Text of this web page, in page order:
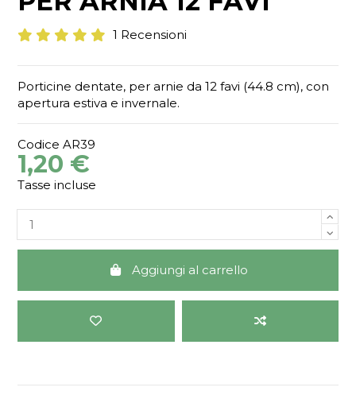
1 Recensioni
Porticine dentate, per arnie da 12 favi (44.8 cm), con
apertura estiva e invernale.
Codice AR39
1,20 €
Tasse incluse
Aggiungi al carrello